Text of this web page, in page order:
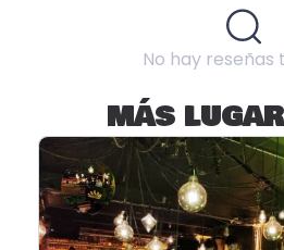
No hay reseñas
MÁS